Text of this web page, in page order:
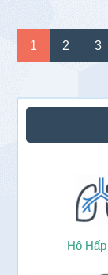
Go
to
1
Go
to
2
Go
to
3
Sidebar
chính
Hô Hấp